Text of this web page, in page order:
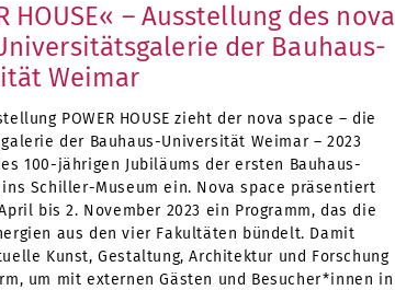
HOUSE« – Ausstellung des nova
der Bauhaus-
Weimar
POWER HOUSE zieht der nova space – die
der Bauhaus-Universität Weimar – 2023
100-jährigen Jubiläums der ersten Bauhaus-
Schiller-Museum ein. Nova space präsentiert
bis 2. November 2023 ein Programm, das die
aus den vier Fakultäten bündelt. Damit
Kunst, Gestaltung, Architektur und Forschung
um mit externen Gästen und Besucher*innen in